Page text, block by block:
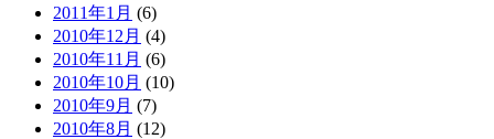
2011年1月 (6)
2010年12月 (4)
2010年11月 (6)
2010年10月 (10)
2010年9月 (7)
2010年8月 (12)